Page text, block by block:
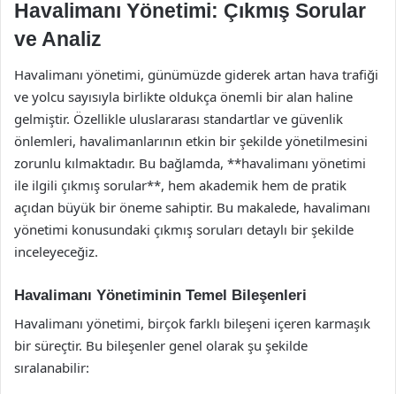
Havalimanı Yönetimi: Çıkmış Sorular
ve Analiz
Havalimanı yönetimi, günümüzde giderek artan hava trafiği
ve yolcu sayısıyla birlikte oldukça önemli bir alan haline
gelmiştir. Özellikle uluslararası standartlar ve güvenlik
önlemleri, havalimanlarının etkin bir şekilde yönetilmesini
zorunlu kılmaktadır. Bu bağlamda, **havalimanı yönetimi
ile ilgili çıkmış sorular**, hem akademik hem de pratik
açıdan büyük bir öneme sahiptir. Bu makalede, havalimanı
yönetimi konusundaki çıkmış soruları detaylı bir şekilde
inceleyeceğiz.
Havalimanı Yönetiminin Temel Bileşenleri
Havalimanı yönetimi, birçok farklı bileşeni içeren karmaşık
bir süreçtir. Bu bileşenler genel olarak şu şekilde
sıralanabilir: